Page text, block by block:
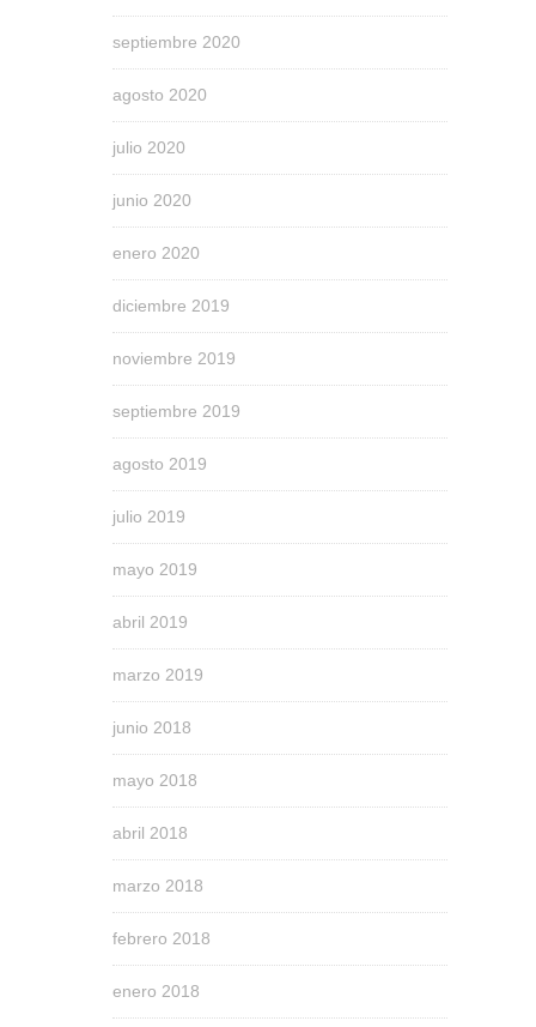
septiembre 2020
agosto 2020
julio 2020
junio 2020
enero 2020
diciembre 2019
noviembre 2019
septiembre 2019
agosto 2019
julio 2019
mayo 2019
abril 2019
marzo 2019
junio 2018
mayo 2018
abril 2018
marzo 2018
febrero 2018
enero 2018